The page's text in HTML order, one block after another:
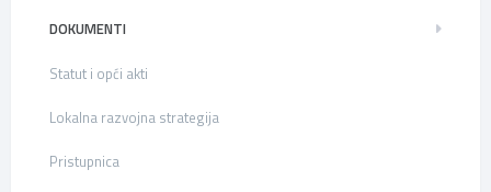
DOKUMENTI
Statut i opći akti
Lokalna razvojna strategija
Pristupnica